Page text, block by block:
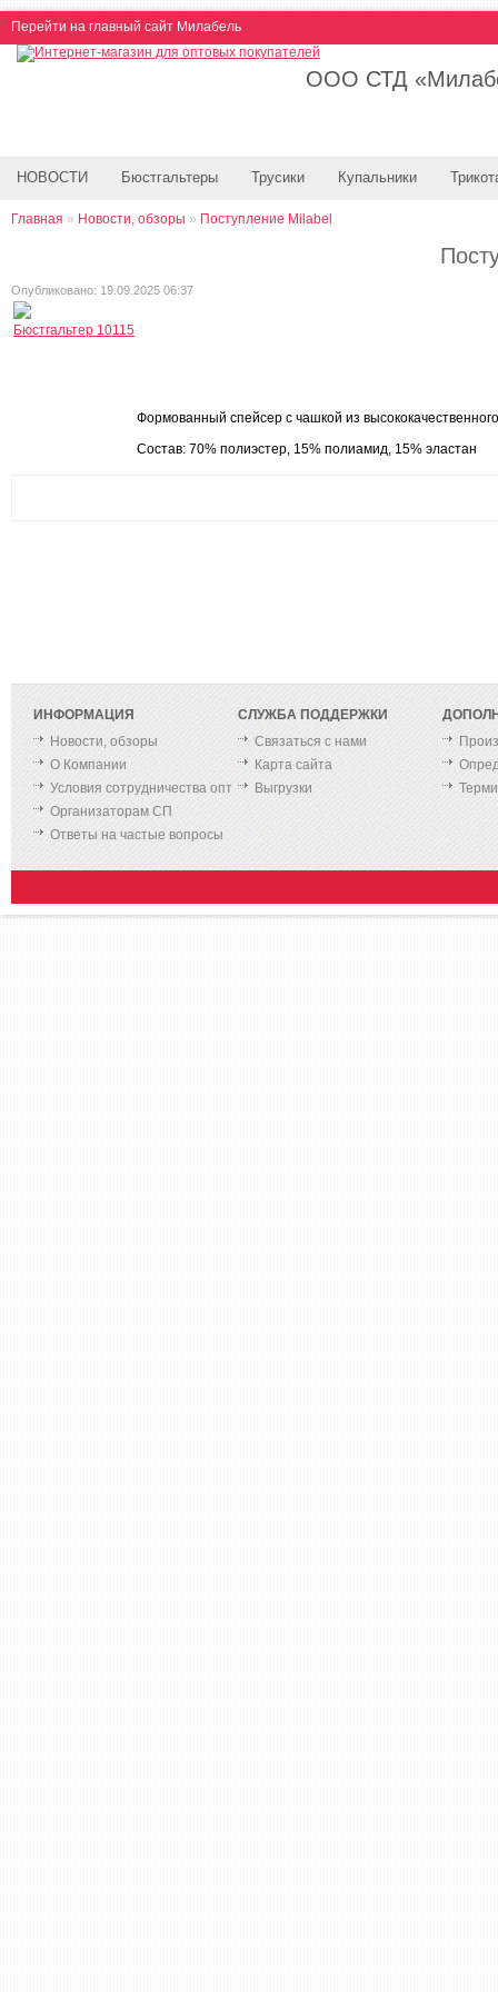
Перейти на главный сайт Милабель
ООО СТД
НОВОСТИ Бюстгальтеры Трусики Купальники
Главная » Новости, обзоры » Поступление Milabel
Опубликовано: 19.09.2025 06:37
Бюстгальтер 10115
Формованный спейсер с чашкой из
Состав: 70% полиэстер, 15% полиамид, 15% эластан
ИНФОРМАЦИЯ
Новости, обзоры
О Компании
Условия сотрудничества опт
Организаторам СП
Ответы на частые вопросы
СЛУЖБА ПОДДЕРЖКИ
Связаться с нами
Карта сайта
Выгрузки